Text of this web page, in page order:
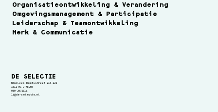
Organisatieontwikkeling & Verandering
Omgevingsmanagement & Participatie
Leiderschap & Teamontwikkeling
Merk & Communicatie
DE SELECTIE
Nicolaas Beetsstraat 216-222
3511 HG UTRECHT
030-2072014
14@de-selectie.nl